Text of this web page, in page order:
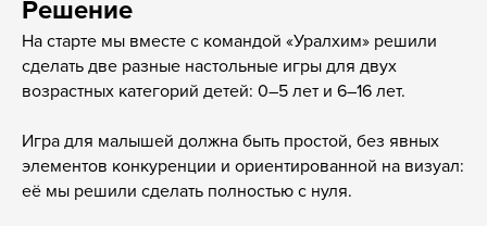
Решение
На старте мы вместе с командой «Уралхим» решили
сделать две разные настольные игры для двух
возрастных категорий детей: 0–5 лет и 6–16 лет.
Игра для малышей должна быть простой, без явных
элементов конкуренции и ориентированной на визуал:
её мы решили сделать полностью с нуля.